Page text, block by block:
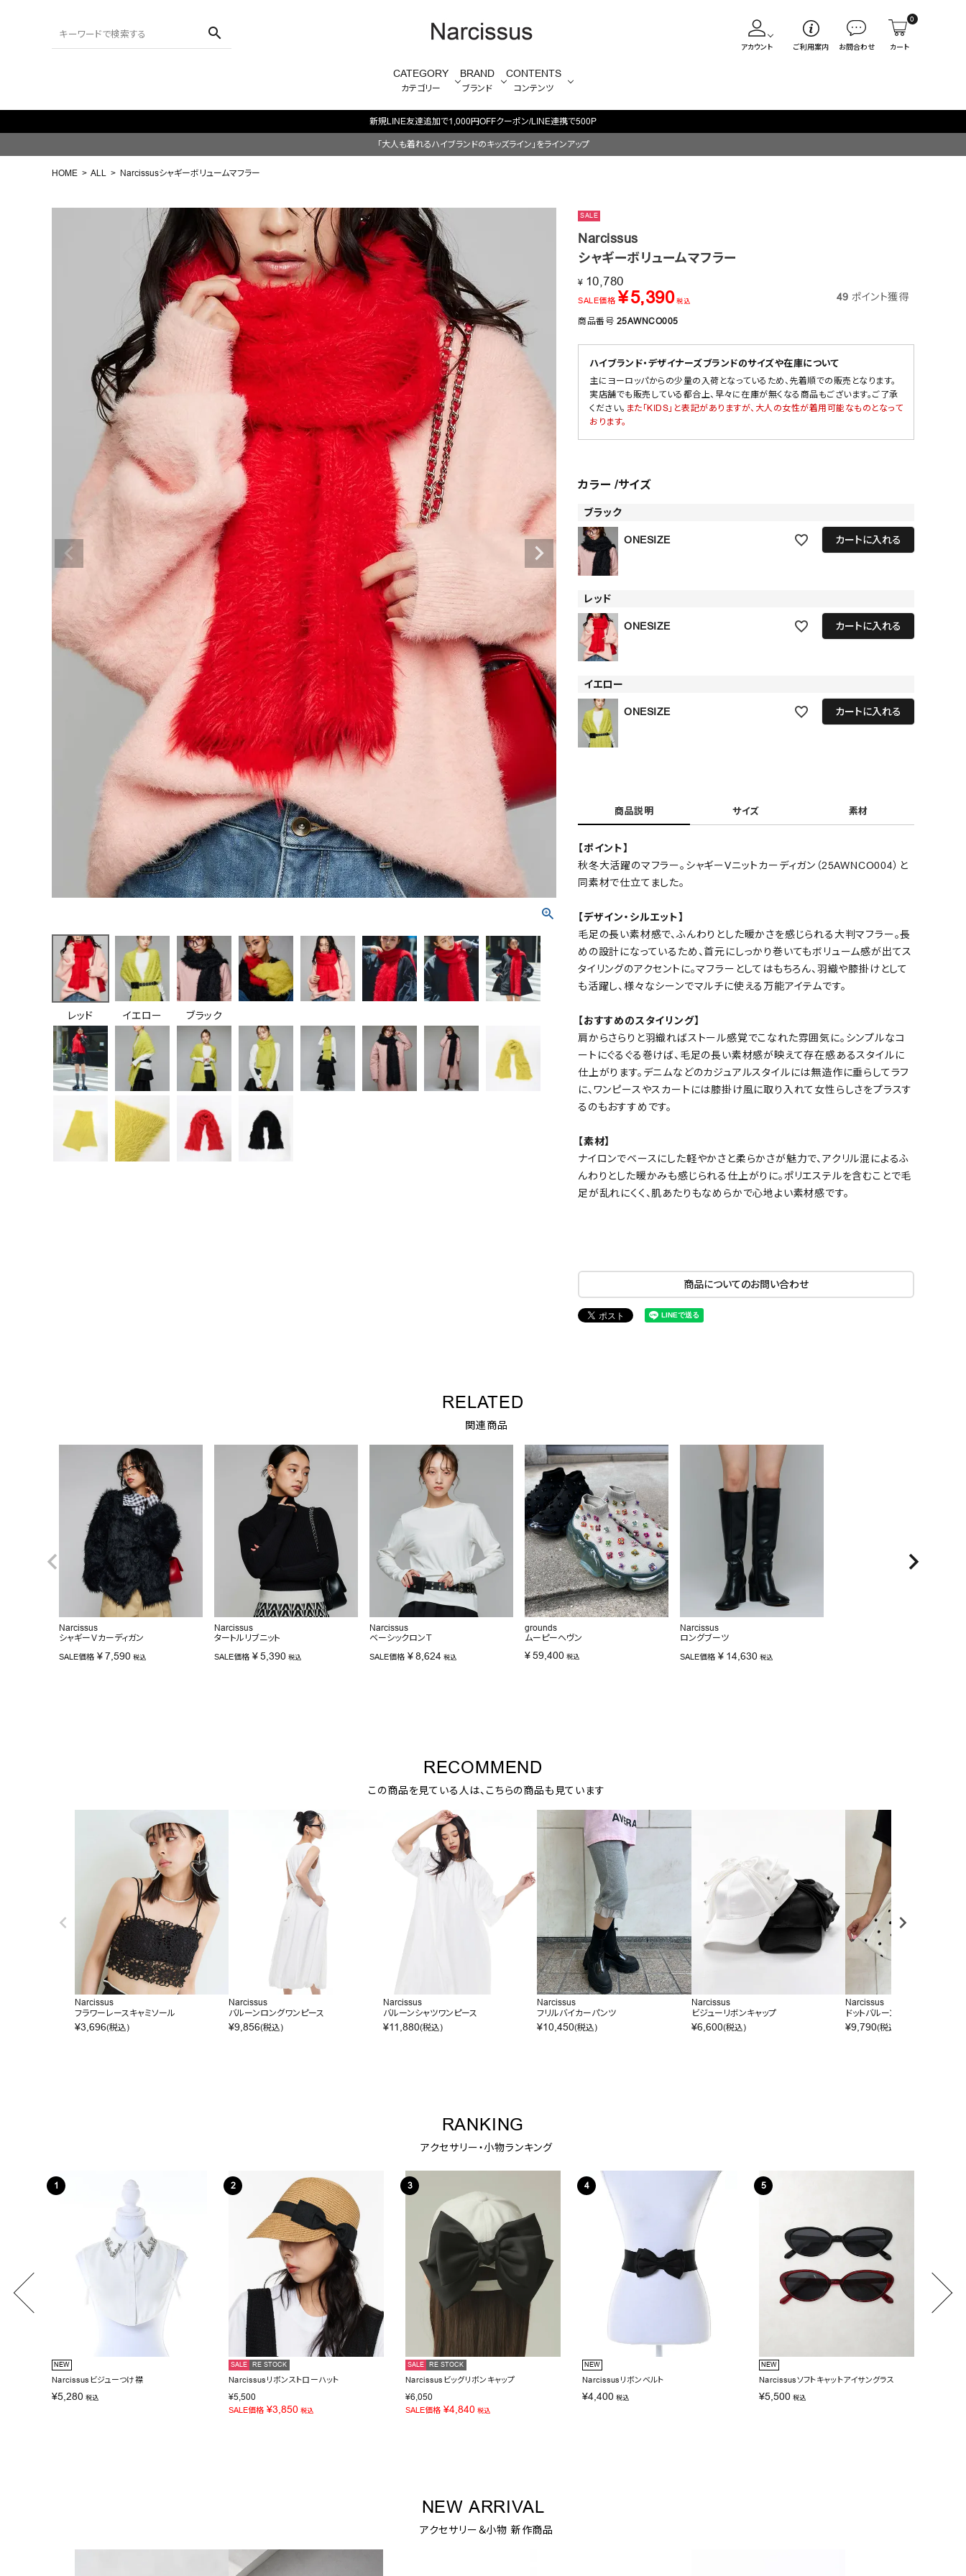
search
アカウント ご利用案内 お問合わせ
0
カート
CATEGORY
カテゴリー
SALE
OUTLET
BRAND
ブランド
CONTENTS
コンテンツ
search
INFORMATION
RECRUIT
はじめてご利用の方へ
お問い合わせ
毎週火/金はオリジナル・木はブランド入荷販売日
「大人も着れるハイブランドのキッズライン」をラインアップ
HOME ALL Narcissusシャギーボリュームマフラー
レッド イエロー ブラック
SALE
Narcissus
シャギーボリュームマフラー
¥ 10,780
SALE価格 ¥5,390 税込 49 ポイント獲得
商品番号 25AWNCO005
ハイブランド・デザイナーズブランドのサイズや在庫について
主にヨーロッパからの少量の入荷となっているため、先着順での販売となります。
実店舗でも販売している都合上、早々に在庫が無くなる商品もございます。ご了承
ください。 また「KIDS」と表記がありますが、大人の女性が着用可能なものとなって
おります。
カラー サイズ
ブラック
ONESIZE カートに入れる
レッド
ONESIZE カートに入れる
イエロー
ONESIZE カートに入れる
商品説明 サイズ 素材
【ポイント】
秋冬大活躍のマフラー。シャギーVニットカーディガン（25AWNCO004）と
同素材で仕立てました。
【デザイン・シルエット】
毛足の長い素材感で、ふんわりとした暖かさを感じられる大判マフラー。長
めの設計になっているため、首元にしっかり巻いてもボリューム感が出てス
タイリングのアクセントに。マフラーとしてはもちろん、羽織や膝掛けとして
も活躍し、様々なシーンでマルチに使える万能アイテムです。
【おすすめのスタイリング】
肩からさらりと羽織ればストール感覚でこなれた雰囲気に。シンプルなコ
ートにぐるぐる巻けば、毛足の長い素材感が映えて存在感あるスタイルに
仕上がります。デニムなどのカジュアルスタイルには無造作に垂らしてラフ
に、ワンピースやスカートには膝掛け風に取り入れて女性らしさをプラスす
るのもおすすめです。
【素材】
ナイロンでベースにした軽やかさと柔らかさが魅力で、アクリル混によるふ
んわりとした暖かみも感じられる仕上がりに。ポリエステルを含むことで毛
足が乱れにくく、肌あたりもなめらかで心地よい素材感です。
商品についてのお問い合わせ
RELATED
関連商品
Narcissus
シャギーＶカーディガン
SALE価格 ¥ 7,590 税込
Narcissus
タートルリブニット
SALE価格 ¥ 5,390 税込
Narcissus
ベーシックロンＴ
SALE価格 ¥ 8,624 税込
grounds
ムーピーヘヴン
¥ 59,400 税込
Narcissus
ロングブーツ
SALE価格 ¥ 14,630 税込
RECOMMEND
この商品を見ている人は、こちらの商品も見ています
Narcissus
フラワーレースキャミソール
¥3,696(税込)
Narcissus
バルーンロングワンピース
¥9,856(税込)
Narcissus
バルーンシャツワンピース
¥11,880(税込)
Narcissus
フリルバイカーパンツ
¥10,450(税込)
Narcissus
ビジューリボンキャップ
¥6,600(税込)
Narcissus
ドットバルーンミニスカート
¥9,790(税込)
RANKING
アクセサリー・小物ランキング
NEW
Narcissusビジューつけ襟
¥5,280 税込
SALE RE STOCK
Narcissusリボンストローハット
¥5,500
SALE価格 ¥3,850 税込
SALE RE STOCK
Narcissusビッグリボンキャップ
¥6,050
SALE価格 ¥4,840 税込
NEW
Narcissusリボンベルト
¥4,400 税込
NEW
Narcissusソフトキャットアイサングラス
¥5,500 税込
NEW ARRIVAL
アクセサリー＆小物 新作商品